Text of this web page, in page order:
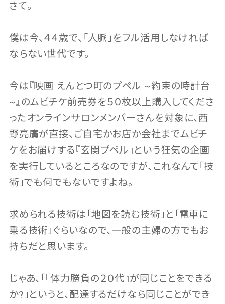
さて。
僕は今、４４歳で、「人脈」をフル活用しなければ
ならない世代です。
今は『映画 えんとつ町のプペル ~約束の時計台
~』のムビチケ前売券を５０枚以上購入してくださ
ったオンラインサロンメンバーさんを対象に、西
野亮廣が直接、ご自宅かお店か会社までムビチ
ケをお届けする『玄関プペル』という狂気の企画
を実行しているところなのですが、これなんて「技
術」でも何でもないですよね。
求められる技術は「地図を読む技術」と「電車に
乗る技術」ぐらいなので、一般の主婦の方でもお
持ちだと思います。
じゃあ、「『体力勝負の２０代』が同じことをできる
か?」というと、配達するだけなら同じことができ